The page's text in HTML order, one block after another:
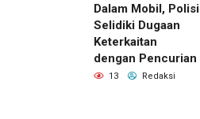
Dalam Mobil, Polisi
Selidiki Dugaan
Keterkaitan
dengan Pencurian
13 Redaksi